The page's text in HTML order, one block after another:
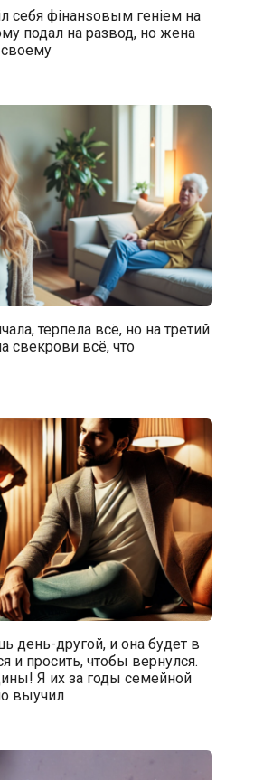
себя фiнанsовым генiем на
подал на развод, но жена
терпела всё, но на третий
свекрови всё, что
день-другой, и она будет в
и просить, чтобы вернулся.
Я их за годы семейной
выучил